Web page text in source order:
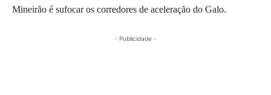
Mineirão é sufocar os corredores de aceleração do Galo.
- Publicidade -